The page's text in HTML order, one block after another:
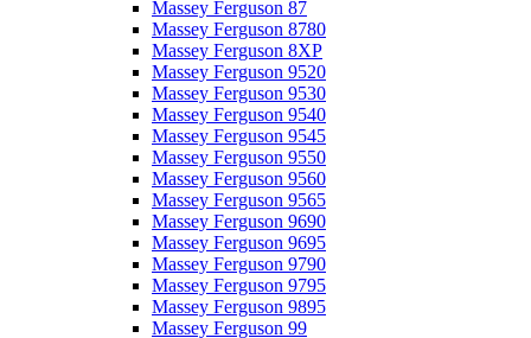
Massey Ferguson 87
Massey Ferguson 8780
Massey Ferguson 8XP
Massey Ferguson 9520
Massey Ferguson 9530
Massey Ferguson 9540
Massey Ferguson 9545
Massey Ferguson 9550
Massey Ferguson 9560
Massey Ferguson 9565
Massey Ferguson 9690
Massey Ferguson 9695
Massey Ferguson 9790
Massey Ferguson 9795
Massey Ferguson 9895
Massey Ferguson 99